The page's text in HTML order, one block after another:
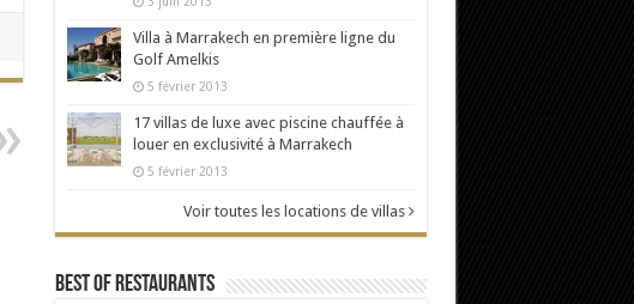
Villa à Marrakech en première ligne du
Golf Amelkis
5 février 2013
17 villas de luxe avec piscine chauffée à
louer en exclusivité à Marrakech
5 février 2013
Voir toutes les locations de villas
Best Of Restaurants